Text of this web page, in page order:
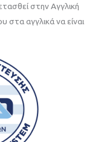
στην Αγγλική
αγγλικά να είναι